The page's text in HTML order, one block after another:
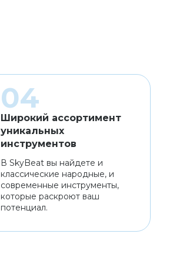
Широкий ассортимент
уникальных
инструментов
В SkyBeat вы найдете и
классические народные, и
современные инструменты,
которые раскроют ваш
потенциал.